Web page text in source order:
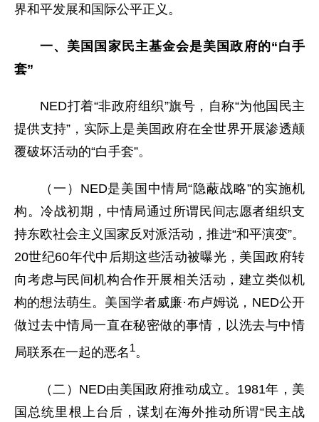
界和平发展和国际公平正义。
一、美国国家民主基金会是美国政府的“白手
套”
NED打着“非政府组织”旗号，自称“为他国民主
提供支持”，实际上是美国政府在全世界开展渗透颠
覆破坏活动的“白手套”。
（一）NED是美国中情局“隐蔽战略”的实施机
构。冷战初期，中情局通过所谓民间志愿者组织支
持东欧社会主义国家反对派活动，推进“和平演变”。
20世纪60年代中后期这些活动被曝光，美国政府转
向考虑与民间机构合作开展相关活动，建立类似机
构的想法萌生。美国学者威廉·布卢姆说，NED公开
做过去中情局一直在秘密做的事情，以洗去与中情
局联系在一起的恶名 1。
（二）NED由美国政府推动成立。1981年，美
国总统里根上台后，谋划在海外推动所谓“民主战